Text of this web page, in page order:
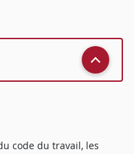
code du travail, les